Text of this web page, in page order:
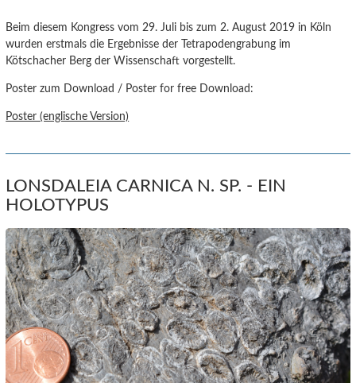
Beim diesem Kongress vom 29. Juli bis zum 2. August 2019 in Köln
wurden erstmals die Ergebnisse der Tetrapodengrabung im
Kötschacher Berg der Wissenschaft vorgestellt.
Poster zum Download / Poster for free Download:
Poster (englische Version)
LONSDALEIA CARNICA N. SP. - EIN
HOLOTYPUS